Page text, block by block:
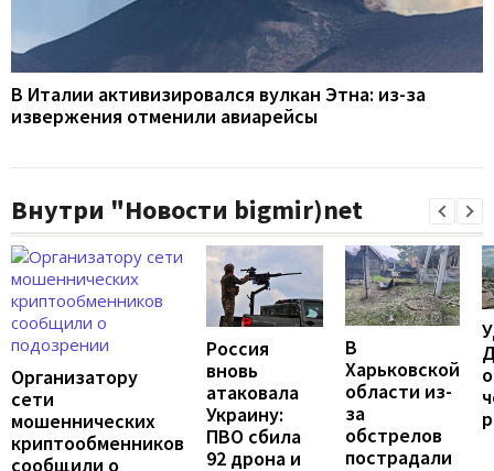
В Италии активизировался вулкан Этна: из-за
извержения отменили авиарейсы
Внутри "Новости bigmir)net
Организатору
сети
мошеннических
криптообменников
сообщили о
Россия
вновь
атаковала
Украину:
ПВО сбила
92 дрона и
В
Харьковской
области из-
за
обстрелов
пострадали